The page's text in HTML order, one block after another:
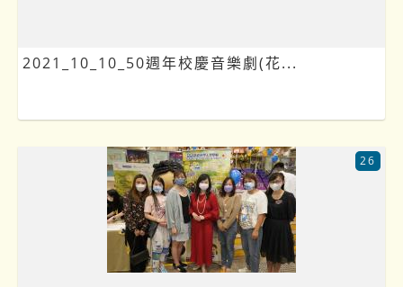
2021_10_10_50週年校慶音樂劇(花...
26